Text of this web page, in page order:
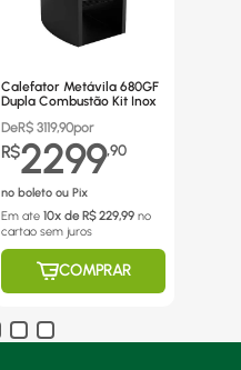
Calefator Metávila 680GF
Dupla Combustão Kit Inox
DeR$ 3119,90por
R$2299,90
no boleto ou Pix
Em ate 10x de R$ 229,99 no
cartao sem juros
COMPRAR